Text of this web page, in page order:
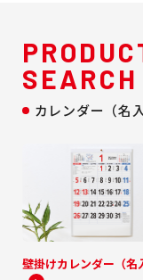
SEARCH
カレンダー（名
壁掛けカレンダー（名